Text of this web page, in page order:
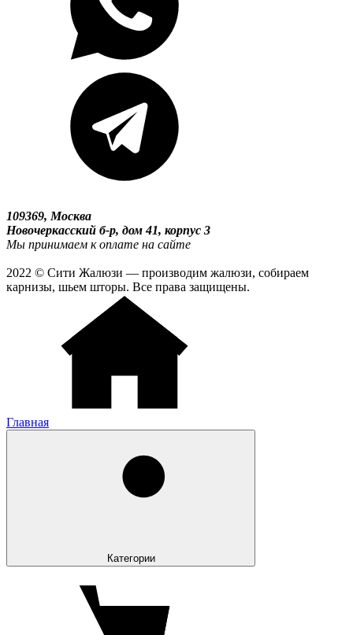
109369, Москва
Новочеркасский б-р, дом 41, корпус 3
Мы принимаем к оплате на сайте
2022 © Сити Жалюзи — производим жалюзи, собираем
карнизы, шьем шторы. Все права защищены.
Главная
Категории